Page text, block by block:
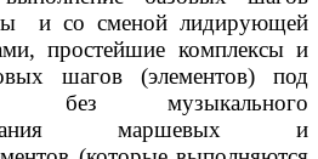
и со сменой лидирующей
простейшие комплексы и
шагов (элементов) под
без музыкального
маршевых и